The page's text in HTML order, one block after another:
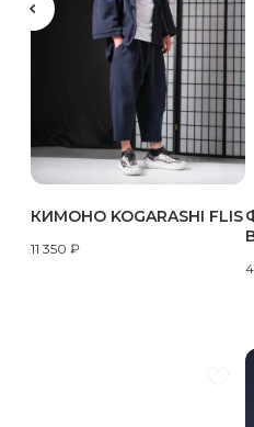
КИМОНО KOGARASHI FLIS
11 350 ₽